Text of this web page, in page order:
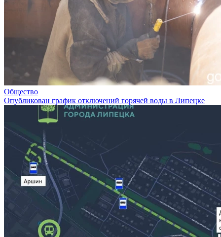
Общество
Опубликован график отключений горячей воды в Липецке